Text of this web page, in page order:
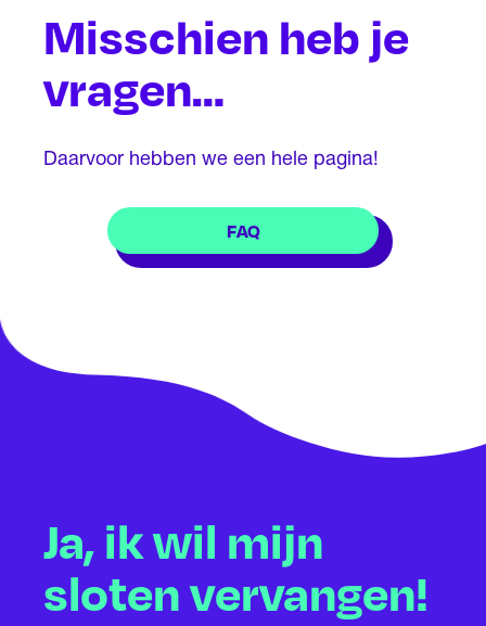
Misschien heb je
vragen…
Daarvoor hebben we een hele pagina!
FAQ
Ja, ik wil mijn
sloten vervangen!